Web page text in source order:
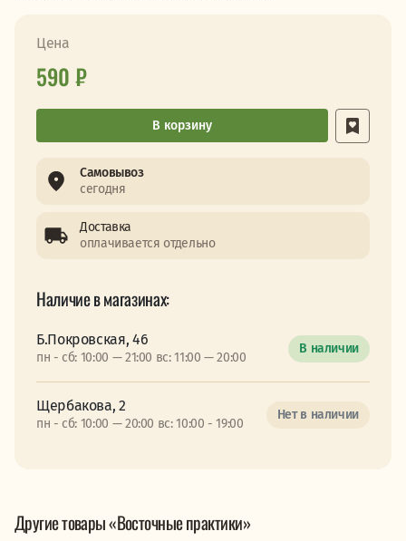
Цена
590 ₽
В корзину
Самовывоз
сегодня
Доставка
оплачивается отдельно
Наличие в магазинах:
Б.Покровская, 46
пн - сб: 10:00 — 21:00 вс: 11:00 — 20:00
В наличии
Щербакова, 2
пн - сб: 10:00 — 20:00 вс: 10:00 - 19:00
Нет в наличии
Другие товары «Восточные практики»